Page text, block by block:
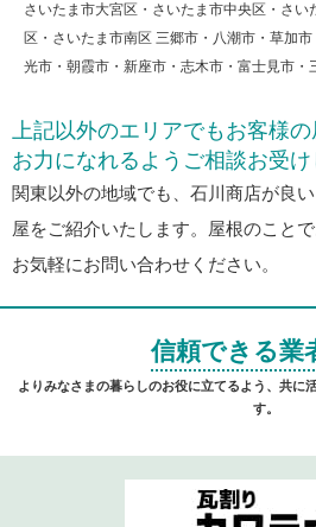
さいたま市大宮区・さいたま市中央区・さい
区・さいたま市南区 三郷市・八潮市・草加
光市・朝霞市・新座市・志木市・富士見市・
上記以外のエリアでもお客様
お力になれるようご相談お受け
関東以外の地域でも、石川商店が良
屋をご紹介いたします。屋根のこと
お気軽にお問い合わせください。
信頼できる業
よりみなさまの暮らしのお役に立てるよう、共に
す。